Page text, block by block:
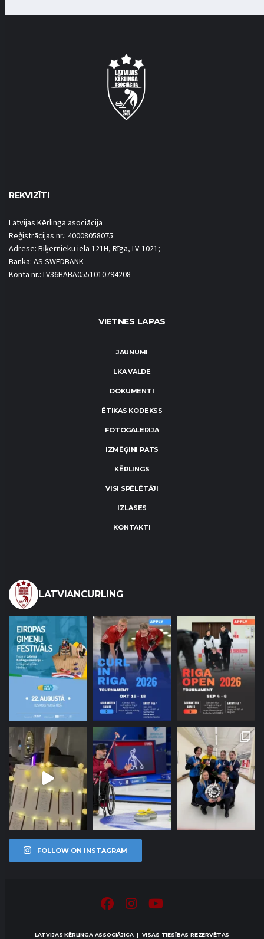
REKVIZĪTI
Latvijas Kērlinga asociācija
Reģistrācijas nr.: 40008058075
Adrese: Biķernieku iela 121H, Rīga, LV-1021;
Banka: AS SWEDBANK
Konta nr.: LV36HABA0551010794208
VIETNES LAPAS
JAUNUMI
LKA VALDE
DOKUMENTI
ĒTIKAS KODEKSS
FOTOGALERIJA
IZMĒĢINI PATS
KĒRLINGS
VISI SPĒLĒTĀJI
IZLASES
KONTAKTI
LATVIANCURLING
FOLLOW ON INSTAGRAM
LATVIJAS KĒRLINGA ASSOCIĀJICA | VISAS TIESĪBAS REZERVĒTAS